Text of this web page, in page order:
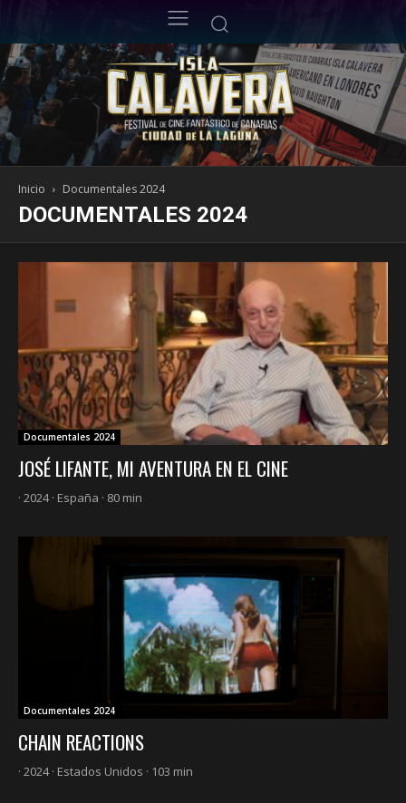
Inicio Documentales 2024
DOCUMENTALES 2024
Documentales 2024
JOSÉ LIFANTE, MI AVENTURA EN EL CINE
· 2024 · España · 80 min
Documentales 2024
CHAIN REACTIONS
· 2024 · Estados Unidos · 103 min